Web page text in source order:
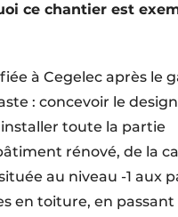
ce chantier est
à Cegelec après le
: concevoir le design
toute la partie
rénové, de la
au niveau -1 aux
en toiture, en passant